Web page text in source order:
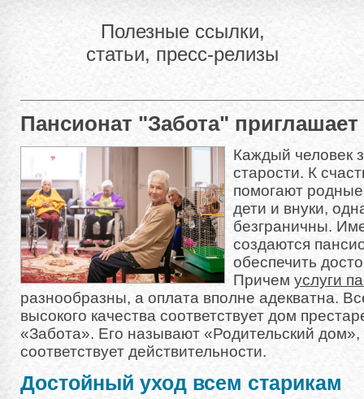
Полезные ссылки,
статьи, пресс-релизы
Пансионат "Забота" приглашает
Каждый человек
старости. К
помогают
дети и внуки,
безграничны.
создаются
обеспечить
Причем услуги
разнообразны, а оплата вполне адекватна.
высокого качества соответствует дом
«Забота». Его называют «Родительский дом»,
соответствует действительности.
Достойный уход всем старикам